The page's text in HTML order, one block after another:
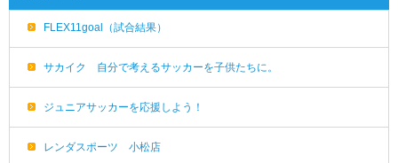
FLEX11goal（試合結果）
サカイク 自分で考えるサッカーを子供たちに。
ジュニアサッカーを応援しよう！
レンダスポーツ 小松店